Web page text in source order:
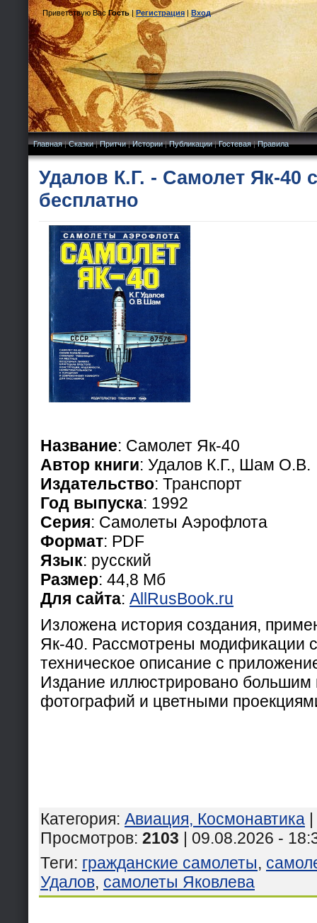
Приветствую Вас Гость|Регистрация|Вход
Главная|Сказки|Притчи|Истории|Публикации|Гостевая|Правила
Удалов К.Г. - Самолет Як-40
бесплатно
Название: Самолет Як-40
Автор книги: Удалов К.Г., Шам О.В.
Издательство: Транспорт
Год выпуска: 1992
Серия: Самолеты Аэрофлота
Формат: PDF
Язык: русский
Размер: 44,8 Мб
Для сайта: AllRusBook.ru
Изложена история создания,
Як-40. Рассмотрены модификации
техническое описание с
Издание иллюстрировано большим
фотографий и цветными
Категория: Авиация, Космонавтика |
Просмотров: 2103 | 09.08.2026 -
Теги: гражданские самолеты,
Удалов, самолеты Яковлева